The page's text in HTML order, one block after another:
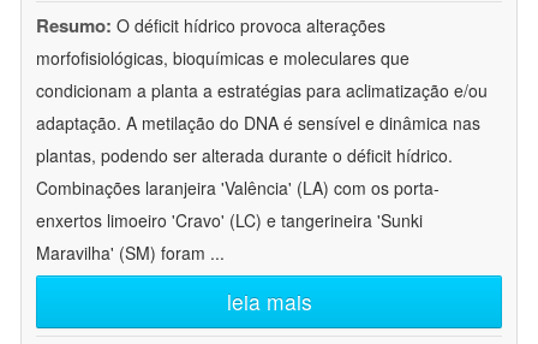
Resumo: O déficit hídrico provoca alterações
morfofisiológicas, bioquímicas e moleculares que
condicionam a planta a estratégias para aclimatização e/ou
adaptação. A metilação do DNA é sensível e dinâmica nas
plantas, podendo ser alterada durante o déficit hídrico.
Combinações laranjeira 'Valência' (LA) com os porta-
enxertos limoeiro 'Cravo' (LC) e tangerineira 'Sunki
Maravilha' (SM) foram ...
leia mais